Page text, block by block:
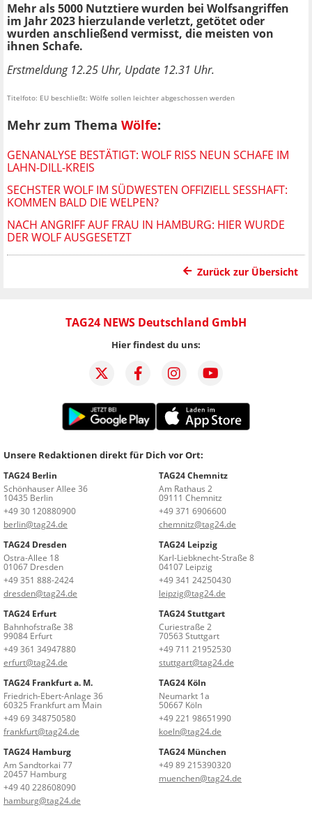
Mehr als 5000 Nutztiere wurden bei Wolfsangriffen
im Jahr 2023 hierzulande verletzt, getötet oder
wurden anschließend vermisst, die meisten von
ihnen Schafe.
Erstmeldung 12.25 Uhr, Update 12.31 Uhr.
Titelfoto: EU beschließt: Wölfe sollen leichter abgeschossen werden
Mehr zum Thema Wölfe:
GENANALYSE BESTÄTIGT: WOLF RISS NEUN SCHAFE IM
LAHN-DILL-KREIS
SECHSTER WOLF IM SÜDWESTEN OFFIZIELL SESSHAFT:
KOMMEN BALD DIE WELPEN?
NACH ANGRIFF AUF FRAU IN HAMBURG: HIER WURDE
DER WOLF AUSGESETZT
Zurück zur Übersicht
TAG24 NEWS Deutschland GmbH
Hier findest du uns:
Unsere Redaktionen direkt für Dich vor Ort:
TAG24 Berlin
Schönhauser Allee 36
10435 Berlin
+49 30 120880900
berlin@tag24.de
TAG24 Chemnitz
Am Rathaus 2
09111 Chemnitz
+49 371 6906600
chemnitz@tag24.de
TAG24 Dresden
Ostra-Allee 18
01067 Dresden
+49 351 888-2424
dresden@tag24.de
TAG24 Leipzig
Karl-Liebknecht-Straße 8
04107 Leipzig
+49 341 24250430
leipzig@tag24.de
TAG24 Erfurt
Bahnhofstraße 38
99084 Erfurt
+49 361 34947880
erfurt@tag24.de
TAG24 Stuttgart
Curiestraße 2
70563 Stuttgart
+49 711 21952530
stuttgart@tag24.de
TAG24 Frankfurt a. M.
Friedrich-Ebert-Anlage 36
60325 Frankfurt am Main
+49 69 348750580
frankfurt@tag24.de
TAG24 Köln
Neumarkt 1a
50667 Köln
+49 221 98651990
koeln@tag24.de
TAG24 Hamburg
Am Sandtorkai 77
20457 Hamburg
+49 40 228608090
hamburg@tag24.de
TAG24 München
+49 89 215390320
muenchen@tag24.de